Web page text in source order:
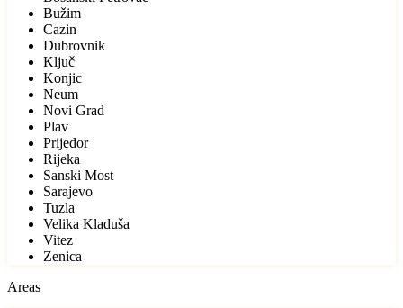
Bužim
Cazin
Dubrovnik
Ključ
Konjic
Neum
Novi Grad
Plav
Prijedor
Rijeka
Sanski Most
Sarajevo
Tuzla
Velika Kladuša
Vitez
Zenica
Areas